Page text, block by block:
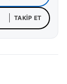
TAKIP ET